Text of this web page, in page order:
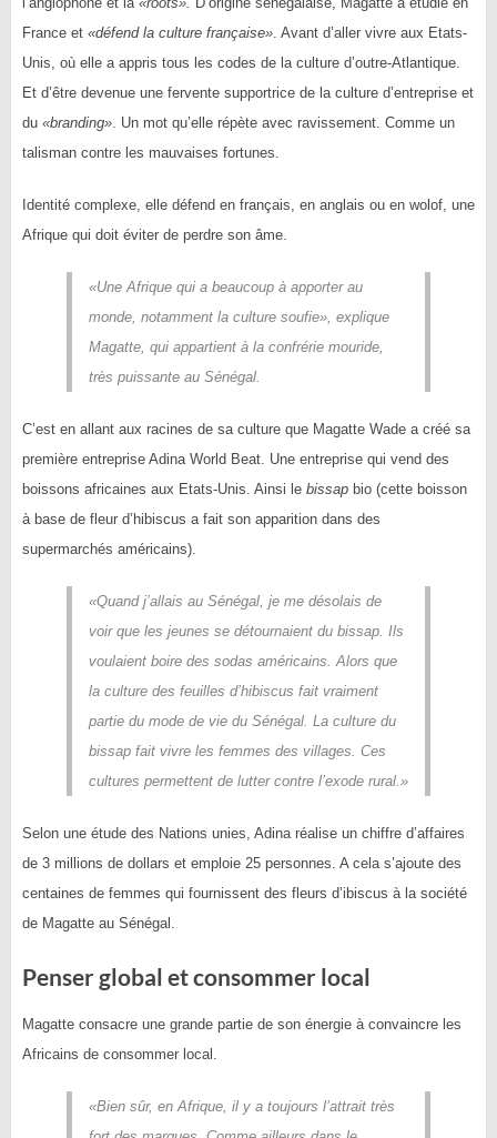
France et «défend la culture française». Avant d’aller vivre aux Etats-
Unis, où elle a appris tous les codes de la culture d’outre-Atlantique.
Et d’être devenue une fervente supportrice de la culture d’entreprise et
du «branding». Un mot qu’elle répète avec ravissement. Comme un
talisman contre les mauvaises fortunes.
Identité complexe, elle défend en français, en anglais ou en wolof, une
Afrique qui doit éviter de perdre son âme.
«Une Afrique qui a beaucoup à apporter au
monde, notamment la culture soufie», explique
Magatte, qui appartient à la confrérie mouride,
très puissante au Sénégal.
C’est en allant aux racines de sa culture que Magatte Wade a créé sa
première entreprise Adina World Beat. Une entreprise qui vend des
boissons africaines aux Etats-Unis. Ainsi le bissap bio (cette boisson
à base de fleur d’hibiscus a fait son apparition dans des
supermarchés américains).
«Quand j’allais au Sénégal, je me désolais de
voir que les jeunes se détournaient du bissap. Ils
voulaient boire des sodas américains. Alors que
la culture des feuilles d’hibiscus fait vraiment
partie du mode de vie du Sénégal. La culture du
bissap fait vivre les femmes des villages. Ces
cultures permettent de lutter contre l’exode rural.»
Selon une étude des Nations unies, Adina réalise un chiffre d’affaires
de 3 millions de dollars et emploie 25 personnes. A cela s’ajoute des
centaines de femmes qui fournissent des fleurs d’ibiscus à la société
de Magatte au Sénégal.
Penser global et consommer local
Magatte consacre une grande partie de son énergie à convaincre les
Africains de consommer local.
«Bien sûr, en Afrique, il y a toujours l’attrait très